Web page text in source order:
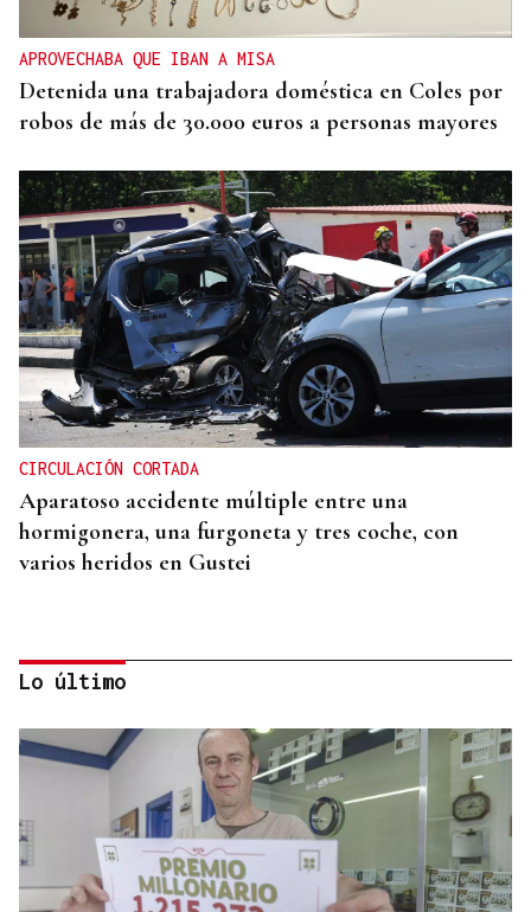
APROVECHABA QUE IBAN A MISA
Detenida una trabajadora doméstica en Coles por
robos de más de 30.000 euros a personas mayores
CIRCULACIÓN CORTADA
Aparatoso accidente múltiple entre una
hormigonera, una furgoneta y tres coche, con
varios heridos en Gustei
Lo último